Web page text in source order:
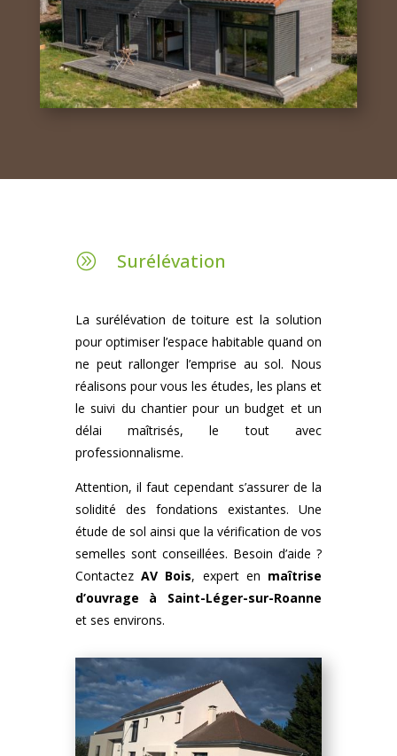
A Surélévation
La surélévation de toiture est la solution
pour optimiser l’espace habitable quand on
ne peut rallonger l’emprise au sol. Nous
réalisons pour vous les études, les plans et
le suivi du chantier pour un budget et un
délai maîtrisés, le tout avec
professionnalisme.
Attention, il faut cependant s’assurer de la
solidité des fondations existantes. Une
étude de sol ainsi que la vérification de vos
semelles sont conseillées. Besoin d’aide ?
ContactezAV Bois, expert en maîtrise
d’ouvrage à Saint-Léger-sur-Roanne
et ses environs.